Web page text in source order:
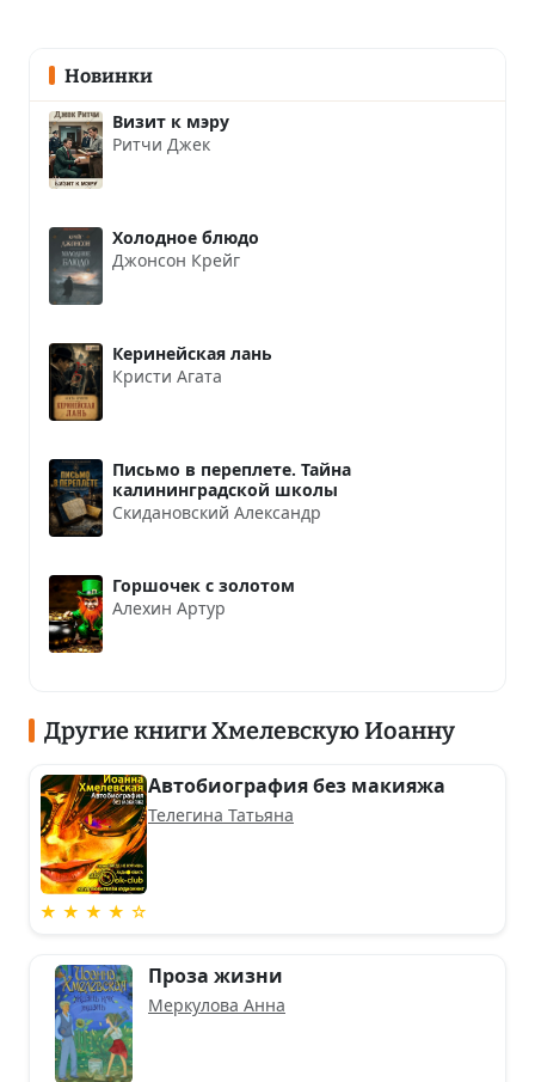
Новинки
Визит к мэру
Ритчи Джек
Холодное блюдо
Джонсон Крейг
Керинейская лань
Кристи Агата
Письмо в переплете. Тайна
калининградской школы
Скидановский Александр
Горшочек с золотом
Алехин Артур
Другие книги Хмелевскую Иоанну
★ ★ ★ ★ ☆
Автобиография без макияжа
Телегина Татьяна
Проза жизни
Меркулова Анна